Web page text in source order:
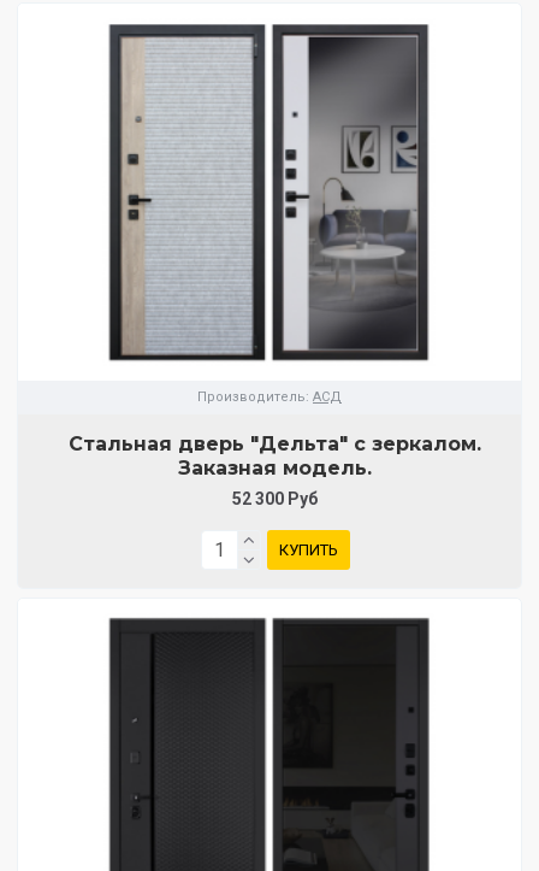
Производитель: АСД
Стальная дверь "Дельта" с зеркалом.
Заказная модель.
52 300 Руб
КУПИТЬ